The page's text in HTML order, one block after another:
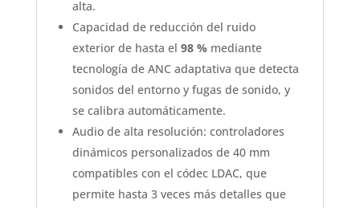
alta.
Capacidad de reducción del ruido
exterior de hasta el 98 % mediante
tecnología de ANC adaptativa que detecta
sonidos del entorno y fugas de sonido, y
se calibra automáticamente.
Audio de alta resolución: controladores
dinámicos personalizados de 40 mm
compatibles con el códec LDAC, que
permite hasta 3 veces más detalles que